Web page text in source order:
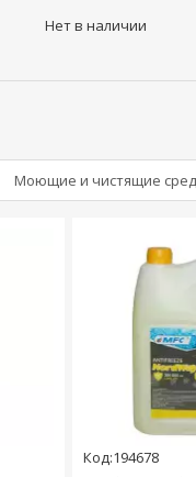
Нет в наличии
Моющие и чистящие
Код:194678